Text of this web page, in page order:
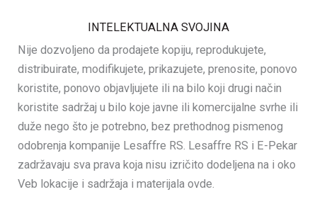
INTELEKTUALNA SVOJINA
Nije dozvoljeno da prodajete kopiju, reprodukujete,
distribuirate, modifikujete, prikazujete, prenosite, ponovo
koristite, ponovo objavljujete ili na bilo koji drugi način
koristite sadržaj u bilo koje javne ili komercijalne svrhe ili
duže nego što je potrebno, bez prethodnog pismenog
odobrenja kompanije Lesaffre RS. Lesaffre RS i E-Pekar
zadržavaju sva prava koja nisu izričito dodeljena na i oko
Veb lokacije i sadržaja i materijala ovde.